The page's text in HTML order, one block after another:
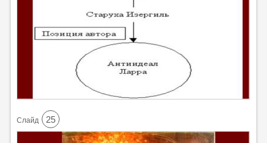
Cлайд 25